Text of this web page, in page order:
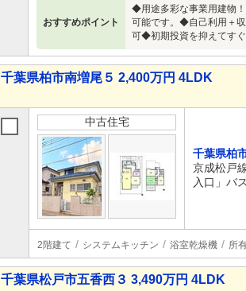
おすすめポイント
◆用途多彩な事業用建物
可能です。◆自己利用＋
可◆初期投資を抑えてす
千葉県柏市南増尾５ 2,400万円 4LDK
中古住宅
千葉県柏
京成松戸
入口」バ
2階建て システムキッチン 浴室乾燥機 所
千葉県松戸市五香西３ 3,490万円 4LDK